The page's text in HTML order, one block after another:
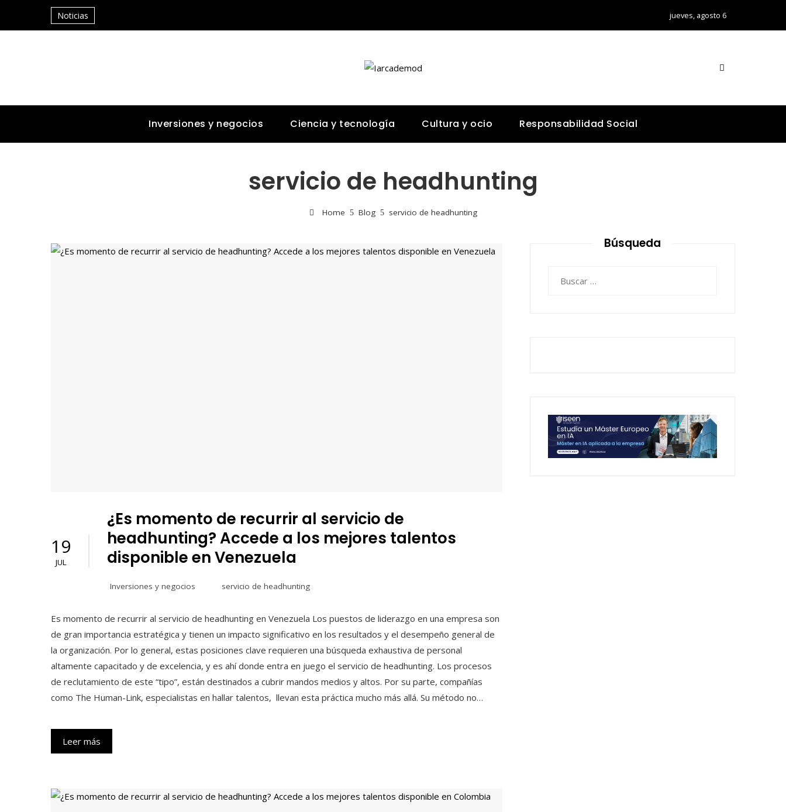
Noticias jueves, agosto 6
Inversiones y negocios Ciencia y tecnología Cultura y ocio Responsabilidad Social
servicio de headhunting
Home Blog servicio de headhunting
19
JUL
¿Es momento de recurrir al servicio de
headhunting? Accede a los mejores talentos
disponible en Venezuela
Inversiones y negocios servicio de headhunting
Es momento de recurrir al servicio de headhunting en Venezuela Los puestos de liderazgo en una empresa son
de gran importancia estratégica y tienen un impacto significativo en los resultados y el desempeño general de
la organización. Por lo general, estas posiciones clave requieren una búsqueda exhaustiva de personal
altamente capacitado y de excelencia, y es ahí donde entra en juego el servicio de headhunting. Los procesos
de reclutamiento de este “tipo”, están destinados a cubrir mandos medios y altos. Por su parte, compañías
como The Human-Link, especialistas en hallar talentos, llevan esta práctica mucho más allá. Su método no…
Leer más
Búsqueda